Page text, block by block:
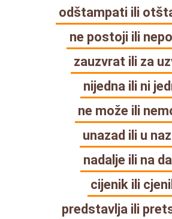
odštampati ili
ne postoji ili
zauzvrat ili za
nijedna ili ni
ne može ili
unazad ili u
nadalje ili na
cijenik ili
predstavlja ili